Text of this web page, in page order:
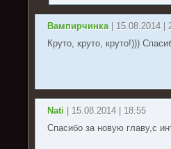
Вампирчинка | 15.08.2014 |
Круто, круто, круто!)))
Nati | 15.08.2014 | 18:55
Спасибо за новую главу,с